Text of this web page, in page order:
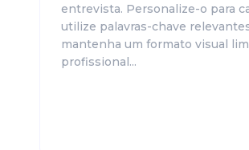
entrevista. Personalize-o para
utilize palavras-chave
mantenha um formato visual
profissional...